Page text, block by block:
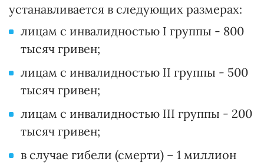
устанавливается в следующих размерах:
лицам с инвалидностью I группы - 800
тысяч гривен;
лицам с инвалидностью II группы - 500
тысяч гривен;
лицам с инвалидностью III группы - 200
тысяч гривен;
в случае гибели (смерти) – 1 миллион